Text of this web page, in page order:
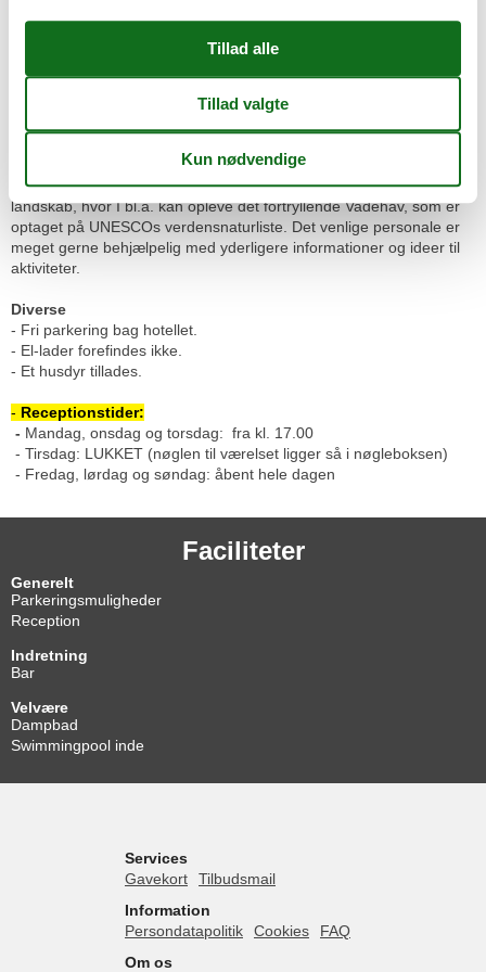
- Opdag naturen og landskabet i Nordfriesland, der er helt
anderledes end Danmark, men stadig så tæt på.
- Tag på cykeltur langs Ejderen og oplev den store dæmning.
- Tag på interessante udflugter til f.eks. St. Peter-Ording med den
Der er masser af uforglemmelige øjeblikke i det skønne og flade
landskab, hvor I bl.a. kan opleve det fortryllende Vadehav, som er
optaget på UNESCOs verdensnaturliste. Det venlige personale er
meget gerne behjælpelig med yderligere informationer og ideer til
aktiviteter.
Diverse
- Fri parkering bag hotellet.
- El-lader forefindes ikke.
- Et husdyr tillades.
- Receptionstider:
- Mandag, onsdag og torsdag: fra kl. 17.00
- Tirsdag: LUKKET (nøglen til værelset ligger så i nøgleboksen)
- Fredag, lørdag og søndag: åbent hele dagen
Faciliteter
Generelt
Parkeringsmuligheder
Reception
Indretning
Bar
Velvære
Dampbad
Swimmingpool inde
Services
Gavekort
Tilbudsmail
Information
Persondatapolitik
Cookies
FAQ
Om os